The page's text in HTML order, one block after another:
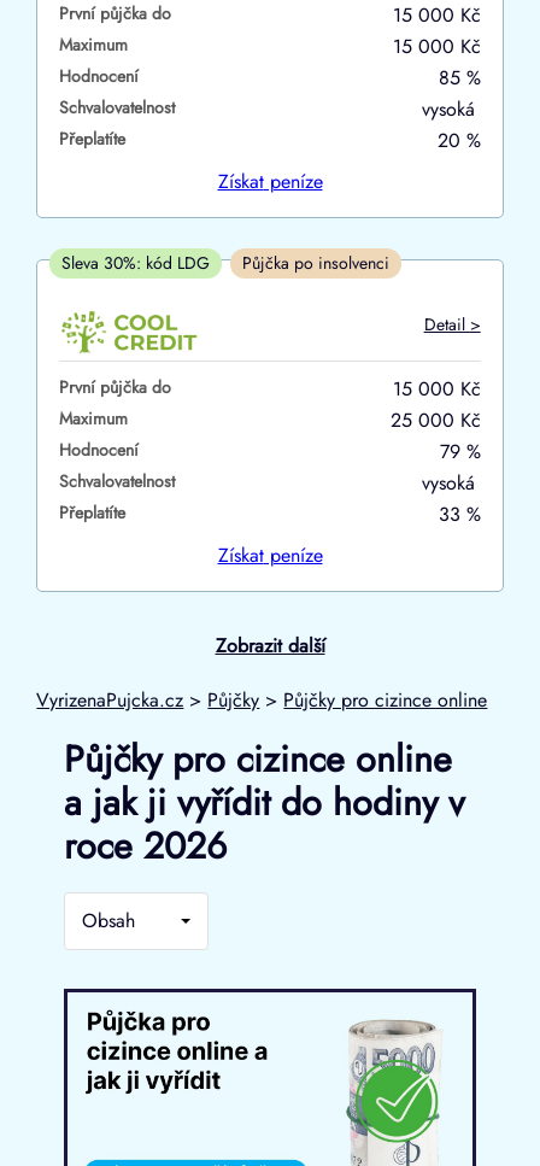
ne
Po insolvenci
ano
ne
V hotovosti
ano
První půjčka do 15 000 Kč
Maximum 15 000 Kč
Hodnocení 85 %
Schvalovatelnost vysoká
Přeplatíte
20 %
Získatpeníze
Sleva 30%: kód LDG Půjčka po insolvenci
Detail >
První půjčka do 15 000 Kč
Maximum 25 000 Kč
Hodnocení 79 %
Schvalovatelnost vysoká
Přeplatíte
33 %
Získatpeníze
Zobrazit další
VyrizenaPujcka.cz > Půjčky > Půjčky pro cizince online
Půjčky pro cizince online
a jak ji vyřídit do hodiny v
roce 2026
Obsah